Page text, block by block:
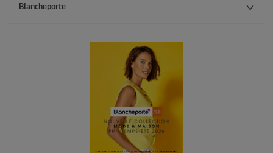
Blancheporte